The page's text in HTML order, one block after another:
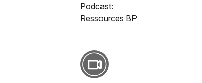
Podcast:
Ressources BP